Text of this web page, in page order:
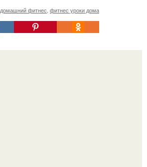
домашний фитнес фитнес уроки дома